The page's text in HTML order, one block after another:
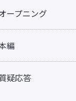
ープニング
編
疑応答